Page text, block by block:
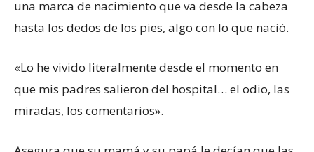
una marca de nacimiento que va desde la cabeza
hasta los dedos de los pies, algo con lo que nació.
«Lo he vivido literalmente desde el momento en
que mis padres salieron del hospital… el odio, las
miradas, los comentarios».